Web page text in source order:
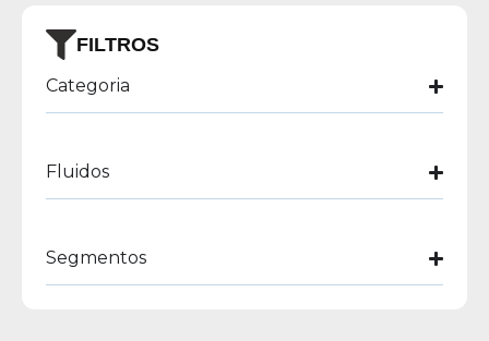
FILTROS
Categoria
Fluidos
Segmentos